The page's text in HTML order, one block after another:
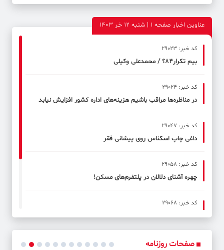
عناوین اخبار صفحه ۱ | شنبه 12 خر 1403
کد خبر: 29023
بیم تکرار۸۴؟ / محمدعلی وکیلی
کد خبر: 29024
در مناظره‌ها مراقب باشیم هزینه‌های اداره کشور افزایش نیابد
کد خبر: 29047
داغی چاپ اسکناس روی پیشانی فقر
کد خبر: 29058
چهره آشنای دلالان در پلتفرم‌های مسکن!
کد خبر: 29068
جوانان عزیز دانشجو در آمریکا! شما اکنون در طرف درست تاریخ
ایستاده‌اید
صفحات روزنامه